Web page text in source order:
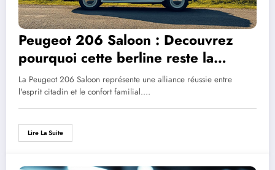
Peugeot 206 Saloon : Decouvrez
pourquoi cette berline reste la
favorite des familles
La Peugeot 206 Saloon représente une alliance réussie entre
l'esprit citadin et le confort familial.…
Lire La Suite